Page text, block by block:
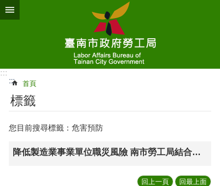
跳到主要內容區塊
:::
:::
首頁
標籤
您目前搜尋標籤：危害預防
降低製造業事業單位職災風險 南市勞工局結合專家入廠輔導
回上一頁 回最上面